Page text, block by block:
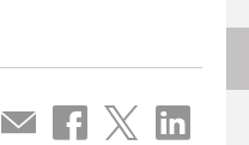
Compartir
por
Compartir
en
Compartir
en
Compartir
en